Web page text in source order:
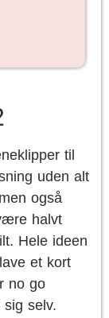
til
uden alt
også
halvt
Hele ideen
et kort
no go
selv.